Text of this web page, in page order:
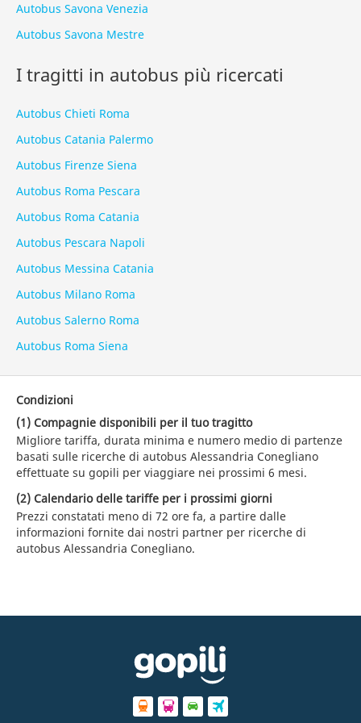
Autobus Savona Venezia
Autobus Savona Mestre
I tragitti in autobus più ricercati
Autobus Chieti Roma
Autobus Catania Palermo
Autobus Firenze Siena
Autobus Roma Pescara
Autobus Roma Catania
Autobus Pescara Napoli
Autobus Messina Catania
Autobus Milano Roma
Autobus Salerno Roma
Autobus Roma Siena
Condizioni
(1) Compagnie disponibili per il tuo tragitto
Migliore tariffa, durata minima e numero medio di partenze
basati sulle ricerche di autobus Alessandria Conegliano
effettuate su gopili per viaggiare nei prossimi 6 mesi.
(2) Calendario delle tariffe per i prossimi giorni
Prezzi constatati meno di 72 ore fa, a partire dalle
informazioni fornite dai nostri partner per ricerche di
autobus Alessandria Conegliano.